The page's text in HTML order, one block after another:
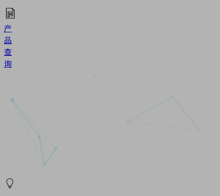
产
品
查
询